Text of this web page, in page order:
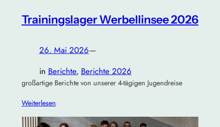
Trainingslager Werbellinsee 2026
26. Mai 2026—
in Berichte, Berichte 2026
großartige Berichte von unserer 4-tägigen Jugendreise
Weiterlesen